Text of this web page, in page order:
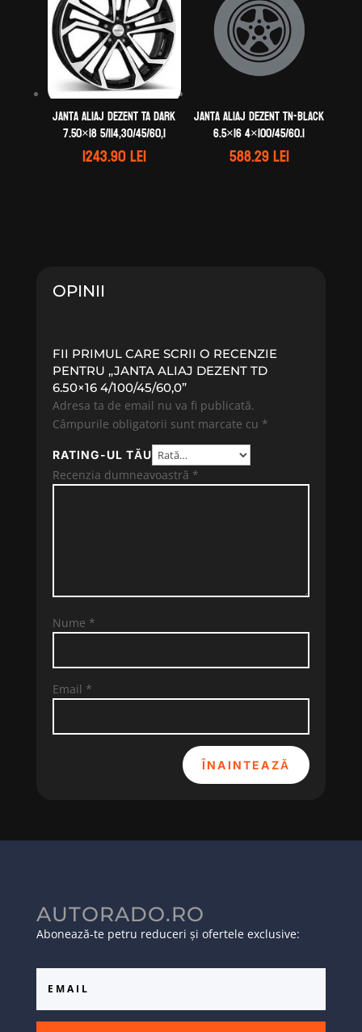
Janta aliaj DEZENT TA dark
7.50×18 5/114,30/45/60,1
1243.90lei
Janta aliaj DEZENT TN-black
6.5×16 4×100/45/60.1
588.29lei
OPINII
FII PRIMUL CARE SCRII O RECENZIE
PENTRU „JANTA ALIAJ DEZENT TD
6.50×16 4/100/45/60,0”
Adresa ta de email nu va fi publicată.
Câmpurile obligatorii sunt marcate cu *
RATING-UL TĂU
Recenzia dumneavoastră *
Nume *
Email *
ÎNAINTEAZĂ
AUTORADO.RO
Abonează-te petru reduceri și ofertele exclusive: